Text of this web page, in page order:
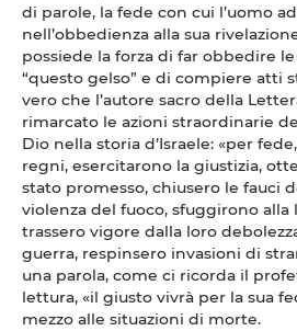
di parole, la fede con cui l’uomo
nell’obbedienza alla sua
possiede la forza di far obbedire
“questo gelso” e di compiere atti
vero che l’autore sacro della
rimarcato le azioni straordinarie
Dio nella storia d’Israele: «per
regni, esercitarono la giustizia,
stato promesso, chiusero le fauci
violenza del fuoco, sfuggirono alla
trassero vigore dalla loro
guerra, respinsero invasioni di
una parola, come ci ricorda il
lettura, «il giusto vivrà per la sua
mezzo alle situazioni di morte.